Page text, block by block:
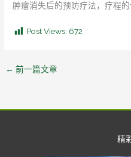
肿瘤消失后的预防疗法，疗程的
Post Views: 672
← 前一篇文章
精